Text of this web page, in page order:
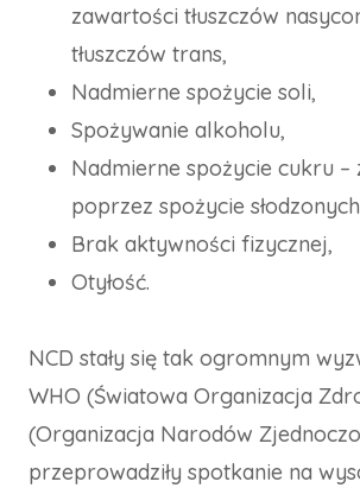
zawartości tłuszczów
tłuszczów trans,
Nadmierne spożycie soli,
Spożywanie alkoholu,
Nadmierne spożycie cukru –
poprzez spożycie
Brak aktywności fizycznej,
Otyłość.
NCD stały się tak ogromnym
WHO (Światowa Organizacja
(Organizacja Narodów
przeprowadziły spotkanie na